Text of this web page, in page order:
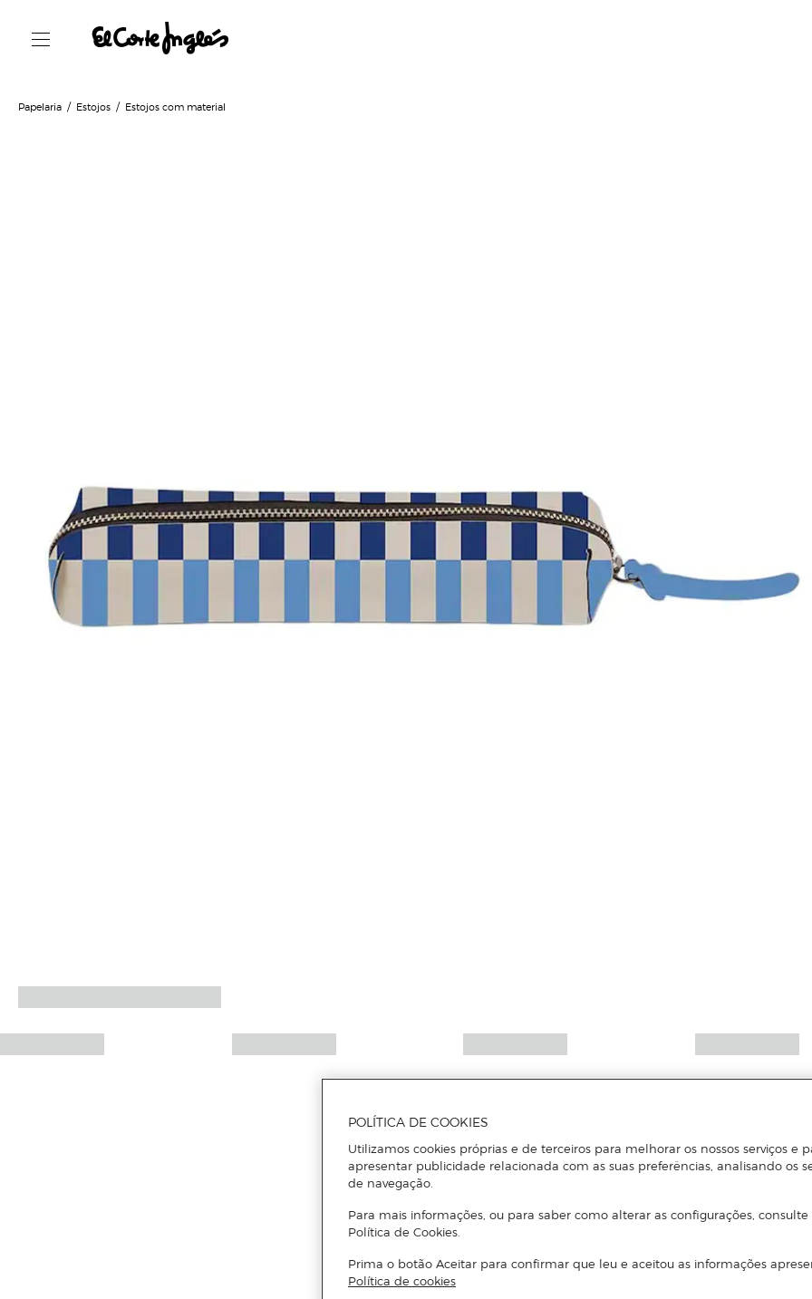
Papelaria Estojos Estojos com material
POLÍTICA DE COOKIES
Utilizamos cookies próprias e de terceiros para melhorar os nossos serviços e
apresentar publicidade relacionada com as suas preferências, analisando os
de navegação.
Para mais informações, ou para saber como alterar as configurações, consulte
Política de Cookies.
Prima o botão Aceitar para confirmar que leu e aceitou as informações
Política de cookies